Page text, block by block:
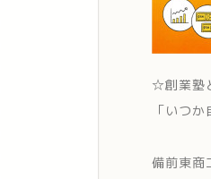
☆創業塾
「いつ
備前東商